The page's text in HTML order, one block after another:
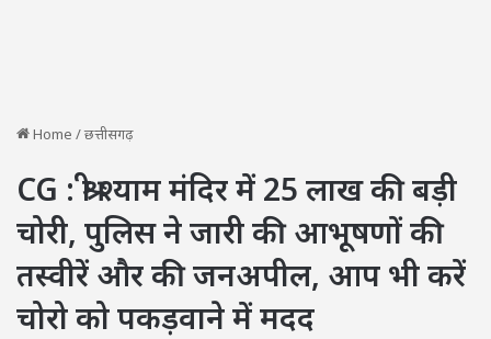
Home /छत्तीसगढ़
CG : श्री श्याम मंदिर में 25 लाख की बड़ी
चोरी, पुलिस ने जारी की आभूषणों की
तस्वीरें और की जनअपील, आप भी करें
चोरो को पकड़वाने में मदद